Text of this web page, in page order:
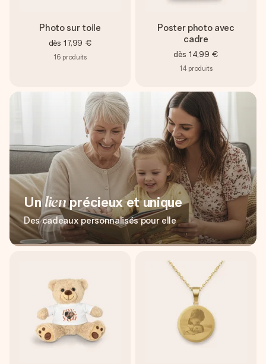
Photo sur toile
dès 17,99 €
16 produits
Poster photo avec
cadre
dès 14,99 €
14 produits
Unlienprécieux et unique
Des cadeaux personnalisés pour elle